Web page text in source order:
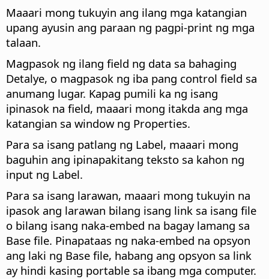
Maaari mong tukuyin ang ilang mga katangian
upang ayusin ang paraan ng pagpi-print ng mga
talaan.
Magpasok ng ilang field ng data sa bahaging
Detalye, o magpasok ng iba pang control field sa
anumang lugar. Kapag pumili ka ng isang
ipinasok na field, maaari mong itakda ang mga
katangian sa window ng Properties.
Para sa isang patlang ng Label, maaari mong
baguhin ang ipinapakitang teksto sa kahon ng
input ng Label.
Para sa isang larawan, maaari mong tukuyin na
ipasok ang larawan bilang isang link sa isang file
o bilang isang naka-embed na bagay lamang sa
Base file. Pinapataas ng naka-embed na opsyon
ang laki ng Base file, habang ang opsyon sa link
ay hindi kasing portable sa ibang mga computer.